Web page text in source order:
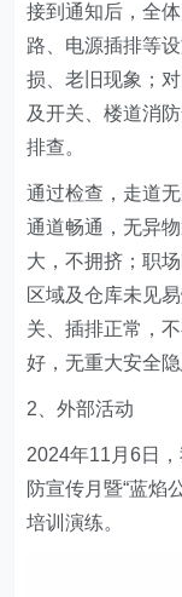
接到通知后，全
路、电源插排等
损、老旧现象；
及开关、楼道消
排查。
通过检查，走道
通道畅通，无异
大，不拥挤；职
区域及仓库未见
关、插排正常，
好，无重大安全隐
2、外部活动
2024年11 月6日
防宣传月暨“蓝焰
培训演练。